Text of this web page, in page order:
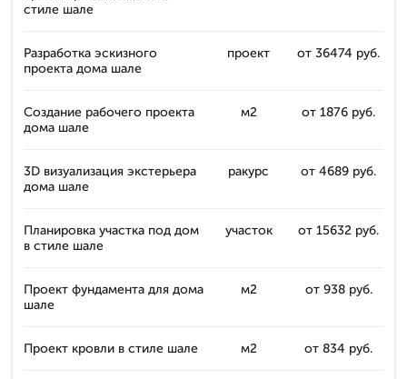
стиле шале
Разработка эскизного
проекта дома шале
проект от 36474 руб.
Создание рабочего проекта
дома шале
м2 от 1876 руб.
3D визуализация экстерьера
дома шале
ракурс от 4689 руб.
Планировка участка под дом
в стиле шале
участок от 15632 руб.
Проект фундамента для дома
шале
м2 от 938 руб.
Проект кровли в стиле шале м2 от 834 руб.